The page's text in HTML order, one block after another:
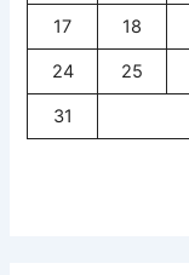
17 18
24 25
31